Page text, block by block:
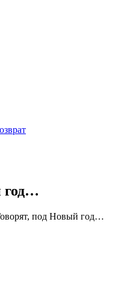
год…
под Новый год…